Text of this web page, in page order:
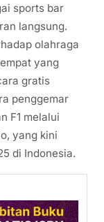
sports bar
langsung.
olahraga
yang
gratis
penggemar
F1 melalui
yang kini
di Indonesia.